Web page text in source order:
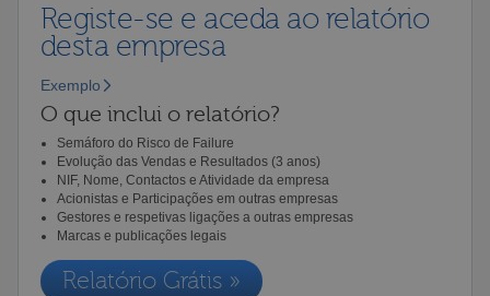
Registe-se e aceda ao relatório
desta empresa
Exemplo
O que inclui o relatório?
Semáforo do Risco de Failure
Evolução das Vendas e Resultados (3 anos)
NIF, Nome, Contactos e Atividade da empresa
Acionistas e Participações em outras empresas
Gestores e respetivas ligações a outras empresas
Marcas e publicações legais
Relatório Grátis »